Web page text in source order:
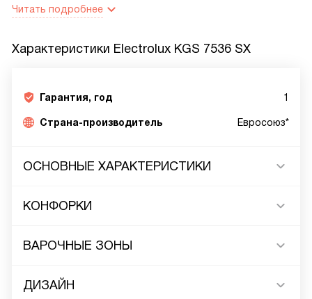
Читать подробнее
Характеристики Electrolux KGS 7536 SX
Гарантия, год 1
Страна-производитель Евросоюз*
ОСНОВНЫЕ ХАРАКТЕРИСТИКИ
КОНФОРКИ
ВАРОЧНЫЕ ЗОНЫ
ДИЗАЙН